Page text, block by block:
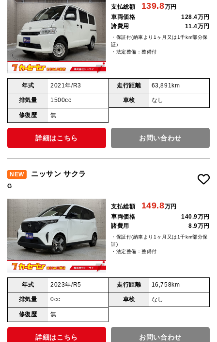
支払総額 139.8万円
車両価格
128.4万円
諸費用
11.4万円
・保証付(納車より1ヶ月又は1千km部分保
証)
・法定整備：整備付
年式 2021年/R3 走行距離 63,891km
排気量 1500cc 車検 なし
修復歴 無
詳細はこちら お問い合わせ
NEW ニッサン サクラ
G
支払総額 149.8万円
車両価格
140.9万円
諸費用
8.9万円
・保証付(納車より1ヶ月又は1千km部分保
証)
・法定整備：整備付
年式 2023年/R5 走行距離 16,758km
排気量 0cc 車検 なし
修復歴 無
詳細はこちら お問い合わせ